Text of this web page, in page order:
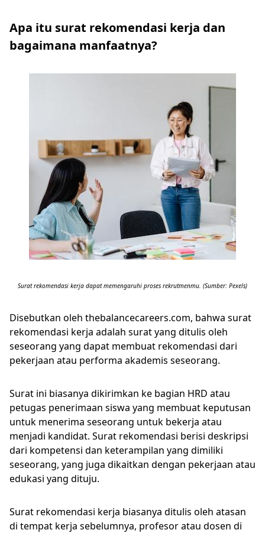
Apa itu surat rekomendasi kerja dan
bagaimana manfaatnya?
Surat rekomendasi kerja dapat memengaruhi proses rekrutmenmu. (Sumber: Pexels)
Disebutkan oleh thebalancecareers.com, bahwa surat
rekomendasi kerja adalah surat yang ditulis oleh
seseorang yang dapat membuat rekomendasi dari
pekerjaan atau performa akademis seseorang.
Surat ini biasanya dikirimkan ke bagian HRD atau
petugas penerimaan siswa yang membuat keputusan
untuk menerima seseorang untuk bekerja atau
menjadi kandidat. Surat rekomendasi berisi deskripsi
dari kompetensi dan keterampilan yang dimiliki
seseorang, yang juga dikaitkan dengan pekerjaan atau
edukasi yang dituju.
Surat rekomendasi kerja biasanya ditulis oleh atasan
di tempat kerja sebelumnya, profesor atau dosen di